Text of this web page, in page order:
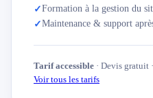
✓Formation à la gestion du
✓Maintenance & support
Tarif accessible · Devis gratuit
Voir tous les tarifs